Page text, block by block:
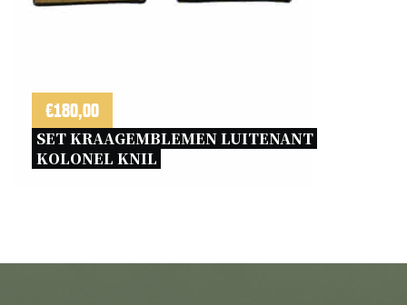
€180,00
SET KRAAGEMBLEMEN LUITENANT
KOLONEL KNIL